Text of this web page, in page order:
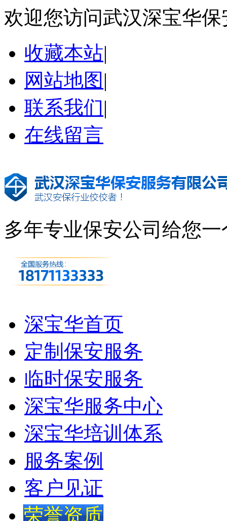
欢迎您访问武汉深宝华
收藏本站|
网站地图 |
联系我们|
在线留言
多年专业保安公司 给您一
深宝华首页
定制保安服务
临时保安服务
深宝华服务中心
深宝华培训体系
服务案例
客户见证
荣誉资质